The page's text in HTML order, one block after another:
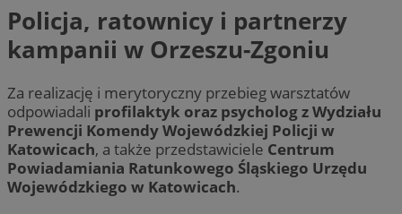
Policja, ratownicy i partnerzy
kampanii w Orzeszu-Zgoniu
Za realizację i merytoryczny przebieg warsztatów
odpowiadali profilaktyk oraz psycholog z Wydziału
Prewencji Komendy Wojewódzkiej Policji w
Katowicach, a także przedstawiciele Centrum
Powiadamiania Ratunkowego Śląskiego Urzędu
Wojewódzkiego w Katowicach.